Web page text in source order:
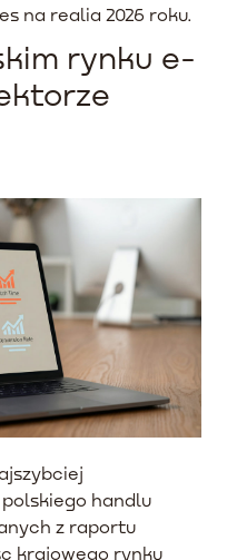
na realia 2026 roku.
rynku e-
handlu
z raportu
krajowego rynku